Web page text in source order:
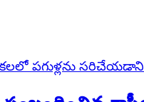
పగుళ్లను